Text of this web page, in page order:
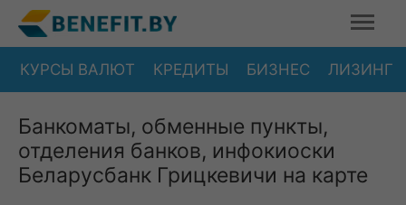
КУРСЫ ВАЛЮТ КРЕДИТЫ БИЗНЕС ЛИЗИНГ
Банкоматы, обменные пункты,
отделения банков, инфокиоски
Беларусбанк Грицкевичи на карте